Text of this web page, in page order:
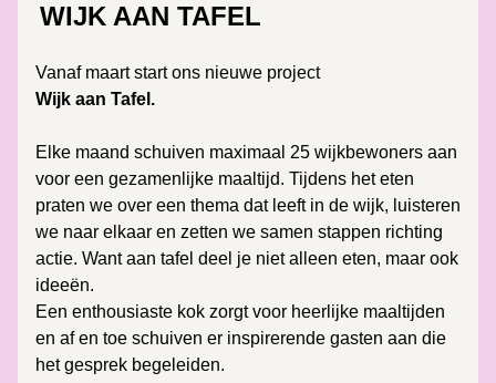
WIJK AAN TAFEL
Vanaf maart start ons nieuwe project
Wijk aan Tafel.
Elke maand schuiven maximaal 25 wijkbewoners aan
voor een gezamenlijke maaltijd. Tijdens het eten
praten we over een thema dat leeft in de wijk, luisteren
we naar elkaar en zetten we samen stappen richting
actie. Want aan tafel deel je niet alleen eten, maar ook
ideeën.
Een enthousiaste kok zorgt voor heerlijke maaltijden
en af en toe schuiven er inspirerende gasten aan die
het gesprek begeleiden.